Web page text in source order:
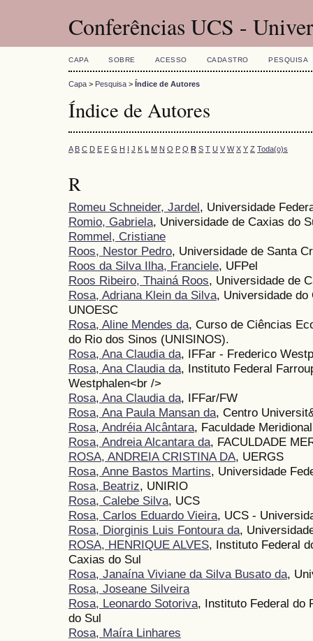
Conferências UCS -
CAPA SOBRE ACESSO CADASTRO PESQUISA
Capa > Pesquisa > Índice de Autores
Índice de Autores
A B C D E F G H I J K L M N O P Q R S T U V W X Y Z Toda(o)s
R
Romeu Schneider, Jardel, Universidade
Romio, Gabriela, Universidade de Caxias do
Rommel, Cristiane
Roos, Nestor Pedro, Universidade de Santa
Roos da Silva Ilha, Franciele, UFPel
Roos Ribeiro, Thainá Roos, Universidade de
Rosa, Adriana Klein da Silva, Universidade do
UNOESC
Rosa, Aline Mendes da, Curso de Ciências
do Rio dos Sinos (UNISINOS).
Rosa, Ana Claudia da, IFFar - Frederico
Rosa, Ana Claudia da, Instituto Federal
Westphalen<br />
Rosa, Ana Claudia da, IFFar/FW
Rosa, Ana Paula Mansan da, Centro
Rosa, Andréia Alcântara, Faculdade
Rosa, Andreia Alcantara da, FACULDADE
ROSA, ANDREIA CRISTINA DA, UERGS
Rosa, Anne Bastos Martins, Universidade
Rosa, Beatriz, UNIRIO
Rosa, Calebe Silva, UCS
Rosa, Carlos Eduardo Vieira, UCS -
Rosa, Diorginis Luis Fontoura da,
ROSA, HENRIQUE ALVES, Instituto Federal
Caxias do Sul
Rosa, Janaína Viviane da Silva Busato da,
Rosa, Joseane Silveira
Rosa, Leonardo Sotoriva, Instituto Federal do
do Sul
Rosa, Maíra Linhares